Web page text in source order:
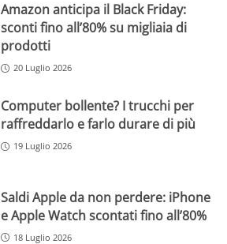
Amazon anticipa il Black Friday:
sconti fino all’80% su migliaia di
prodotti
20 Luglio 2026
Computer bollente? I trucchi per
raffreddarlo e farlo durare di più
19 Luglio 2026
Saldi Apple da non perdere: iPhone
e Apple Watch scontati fino all’80%
18 Luglio 2026